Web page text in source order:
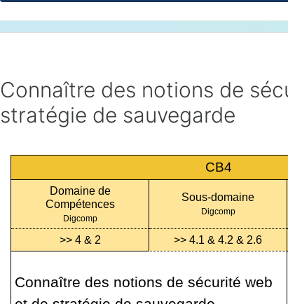
Connaître des notions de
stratégie de sauvegarde
CB4
Domaine de
Compétences
Digcomp
Sous-domaine
Digcomp
>> 4 & 2 >> 4.1 & 4.2 & 2.6
Connaître des notions de sécurité web